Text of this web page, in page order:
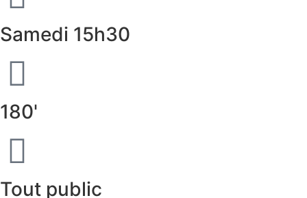
Samedi 15h30
180'
Tout public